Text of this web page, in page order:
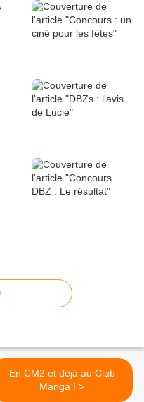
En CM2 et déjà au Club
Manga ! >